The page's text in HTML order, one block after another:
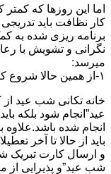
اما این روزها که
کار نظافت باید
برنامه ریزی شده به
نگرانی و تشویش با
میرسد:
۱-از همین حالا شروع کنید
خانه تکانی شب عید
عید”انجام شود بلکه
انجام شده
باید از حالا تا آخر
و ارسال کارت تبریک
شب عید”و پذیرایی از